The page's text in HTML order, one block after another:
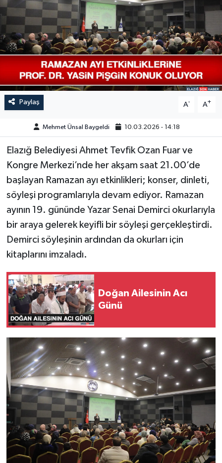
Paylaş A- A+
Mehmet Ünsal Baygeldi 10.03.2026 - 14:18
Elazığ Belediyesi Ahmet Tevfik Ozan Fuar ve
Kongre Merkezi’nde her akşam saat 21.00’de
başlayan Ramazan ayı etkinlikleri; konser, dinleti,
söyleşi programlarıyla devam ediyor. Ramazan
ayının 19. gününde Yazar Senai Demirci okurlarıyla
bir araya gelerek keyifli bir söyleşi gerçekleştirdi.
Demirci söyleşinin ardından da okurları için
kitaplarını imzaladı.
Doğan Ailesinin Acı
Günü
KÜLTÜR-SANAT
MAGAZİN
MEDYA
ÖZEL HABER
POLİTİKA
SAĞLIK
SİYASET
SPOR
TEKNOLOJİ